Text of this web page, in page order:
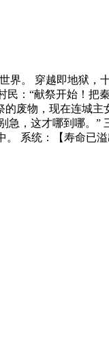
。 穿越即地狱
“献祭开始！把
废物，现在连城
，这才哪到哪。
系统：【寿命已